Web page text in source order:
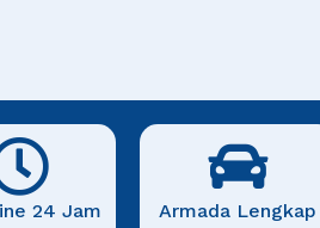
24 Jam Armada Lengkap